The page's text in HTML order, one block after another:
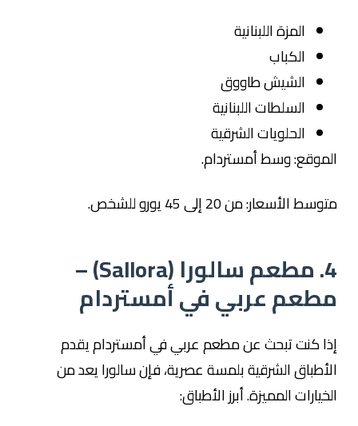
المزة اللبنانية
الكباب
الشيش طاووق
السلطات اللبنانية
الحلويات الشرقية
الموقع: وسط أمستردام.
متوسط الأسعار: من 20 إلى 45 يورو للشخص.
4. مطعم سالورا (Sallora) –
مطعم عربي في أمستردام
إذا كنت تبحث عن مطعم عربي في أمستردام يقدم
الأطباق الشرقية بلمسة عصرية، فإن سالورا يعد من
الخيارات المميزة. أبرز الأطباق: